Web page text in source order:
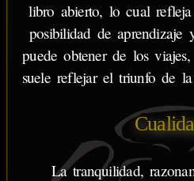
libro abierto, lo cual
posibilidad de aprendizaje
puede obtener de los
suele reflejar el triunfo de
La tranquilidad,